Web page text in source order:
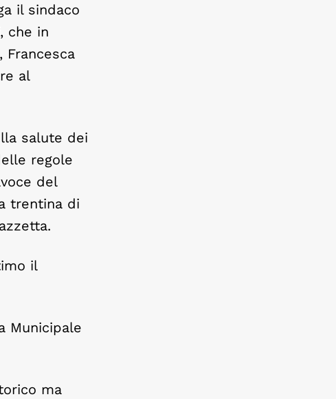
il sindaco
che in
Francesca
al
salute dei
regole
del
trentina di
il
Municipale
ma